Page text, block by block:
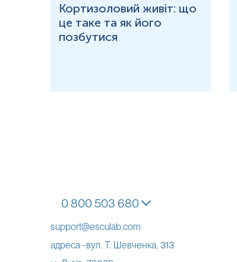
Кортизоловий живіт: що
це таке та як його
позбутися
0 800 503 680
support@esculab.com
адреса -вул. Т. Шевченка, 313